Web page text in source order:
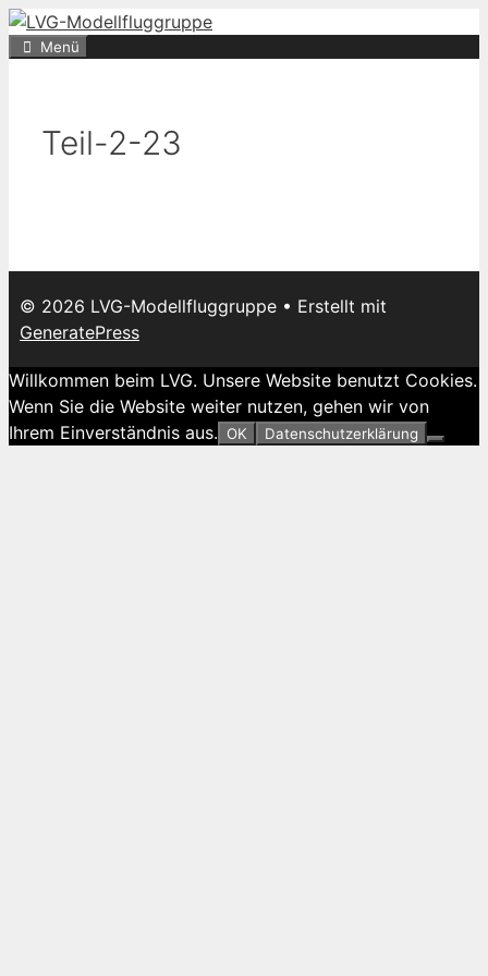
Zum
InhaltMenü
Teil-2-23
© 2026 LVG-Modellfluggruppe • Erstellt mit
GeneratePress
Willkommen beim LVG. Unsere Website benutzt Cookies.
Wenn Sie die Website weiter nutzen, gehen wir von
Ihrem Einverständnis aus. OK Datenschutzerklärung